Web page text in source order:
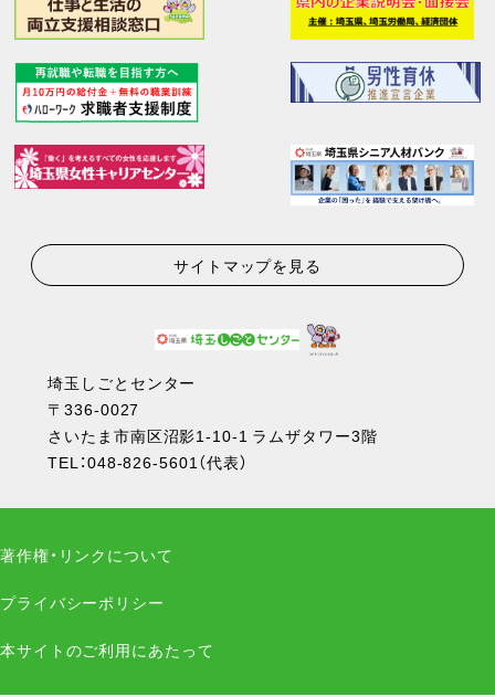
サイトマップを見る
埼玉しごとセンター
〒336-0027
さいたま市南区沼影1-10-1 ラムザタワー3階
TEL：048-826-5601（代表）
著作権・リンクについて
プライバシーポリシー
本サイトのご利用にあたって